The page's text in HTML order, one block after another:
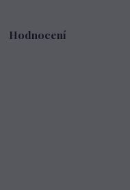
Hodnocení